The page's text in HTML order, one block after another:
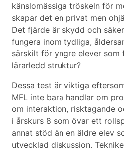
känslomässiga tröskeln för
skapar det en privat men
Det fjärde är skydd och
fungera inom tydliga,
särskilt för yngre elever som
lärarledd struktur?
Dessa test är viktiga
MFL inte bara handlar om
om interaktion, risktagande
i årskurs 8 som övar ett
annat stöd än en äldre elev
utvecklad diskussion.